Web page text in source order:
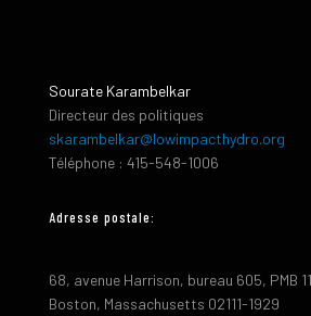
Sourate Karambelkar
Directeur des politiques
skarambelkar@lowimpacthydro.org
Téléphone : 415-548-1006
Adresse postale:
68, avenue Harrison, bureau 605, PMB
Boston, Massachusetts 02111-1929